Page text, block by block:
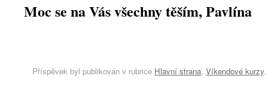
Moc se na Vás všechny těším, Pavlína
Příspěvek byl publikován v rubrice Hlavní strana, Víkendové kurzy